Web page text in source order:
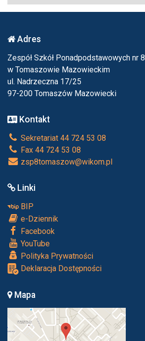
Adres
Zespół Szkół Ponadpodstawowych nr 8
w Tomaszowie Mazowieckim
ul. Nadrzeczna 17/25
97-200 Tomaszów Mazowiecki
Kontakt
Sekretariat 44 724 53 08
Fax 44 724 53 08
zsp8tomaszow@wikom.pl
Linki
BIP
e-Dziennik
Facebook
YouTube
Polityka Prywatności
Deklaracja Dostępności
Mapa